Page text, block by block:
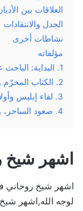
العلاقات بين
الجدل والانتقادات
نشاطات أخرى
مؤلفاته
1. البداية: الباحث عن القوة
2. الكتاب المحرّم والعلامة السوداء
3. لقاء إبليس وأولاده
4. صعود الساحر، وسقوط الإنسان
اشهر
اشهر شيخ روحاني
لوجه الله,اشهر